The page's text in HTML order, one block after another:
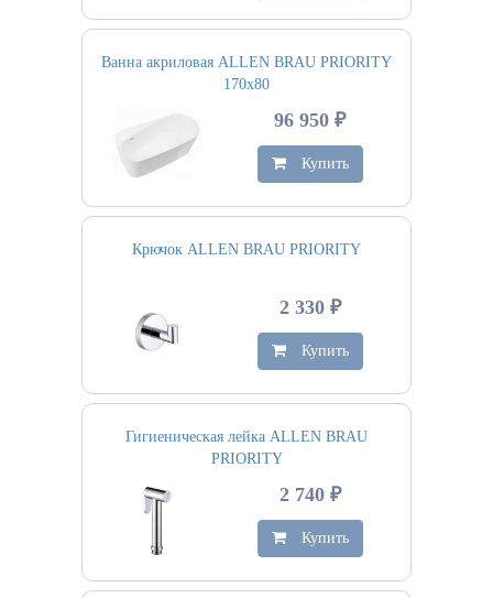
Ванна акриловая ALLEN BRAU PRIORITY
170х80
96 950 ₽
Купить
Крючок ALLEN BRAU PRIORITY
2 330 ₽
Купить
Гигиеническая лейка ALLEN BRAU
PRIORITY
2 740 ₽
Купить